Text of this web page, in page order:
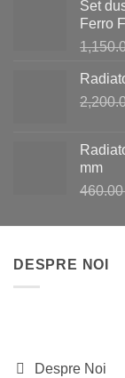
Set
Ferro
mm
DESPRE NOI
Despre Noi